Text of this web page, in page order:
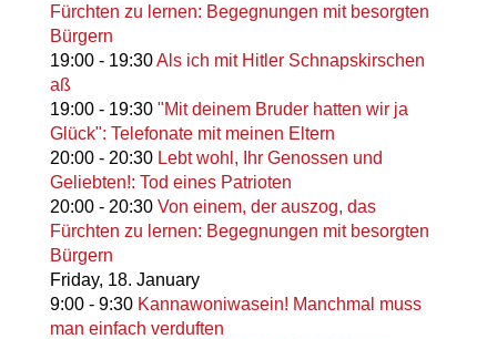
Fürchten zu lernen: Begegnungen mit besorgten
Bürgern
19:00- 19:30Als ich mit Hitler Schnapskirschen
aß
19:00- 19:30 "Mit deinem Bruder hatten wir ja
Glück": Telefonate mit meinen Eltern
20:00- 20:30 Lebt wohl, Ihr Genossen und
Geliebten!: Tod eines Patrioten
20:00- 20:30 Von einem, der auszog, das
Fürchten zu lernen: Begegnungen mit besorgten
Bürgern
Friday, 18. January
9:00- 9:30 Kannawoniwasein! Manchmal muss
man einfach verduften